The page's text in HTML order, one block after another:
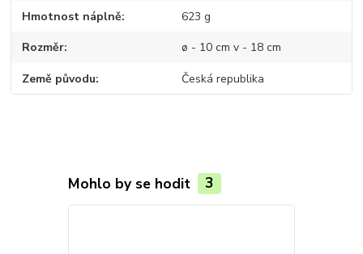
Hmotnost náplně 623 g
Rozměr ø - 10 cm v - 18 cm
Země původu Česká republika
Mohlo by se hodit 3